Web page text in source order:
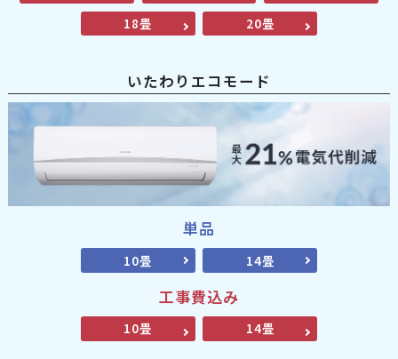
18畳 20畳
いたわりエコモード
単品
10畳 14畳
工事費込み
10畳 14畳